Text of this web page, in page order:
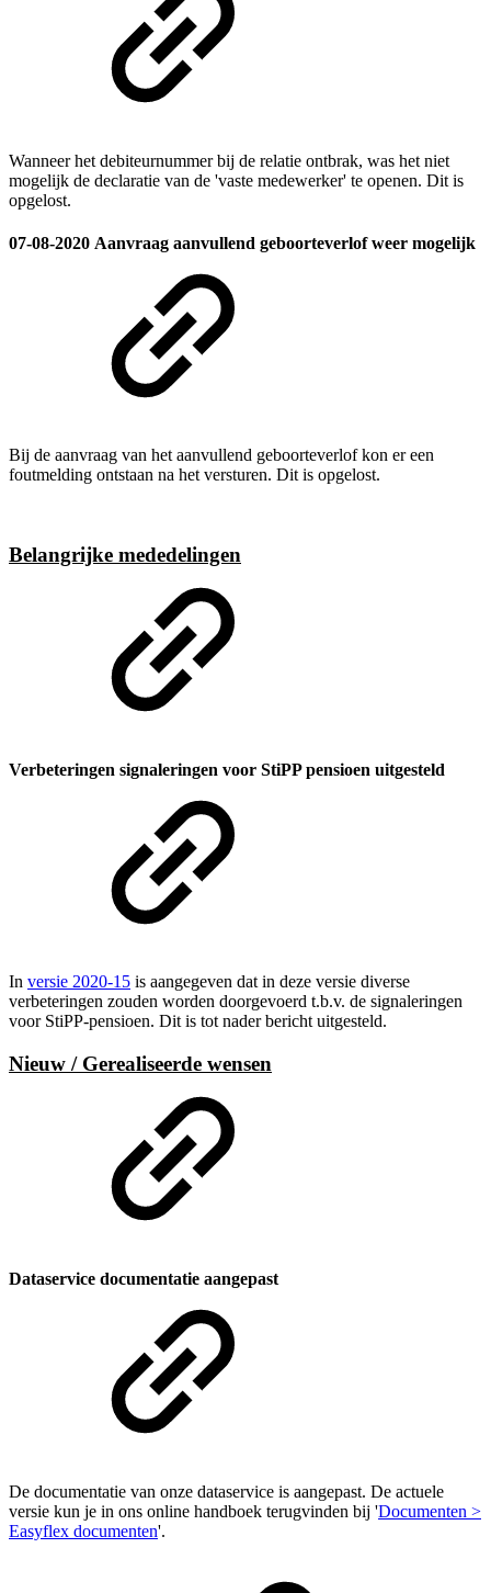
Wanneer het debiteurnummer bij de relatie ontbrak, was het niet
mogelijk de declaratie van de 'vaste medewerker' te openen. Dit is
opgelost.
07-08-2020 Aanvraag aanvullend geboorteverlof weer mogelijk
Bij de aanvraag van het aanvullend geboorteverlof kon er een
foutmelding ontstaan na het versturen. Dit is opgelost.
Belangrijke mededelingen
Verbeteringen signaleringen voor StiPP pensioen uitgesteld
In versie 2020-15 is aangegeven dat in deze versie diverse
verbeteringen zouden worden doorgevoerd t.b.v. de signaleringen
voor StiPP-pensioen. Dit is tot nader bericht uitgesteld.
Nieuw / Gerealiseerde wensen
Dataservice documentatie aangepast
De documentatie van onze dataservice is aangepast. De actuele
versie kun je in ons online handboek terugvinden bij 'Documenten >
Easyflex documenten'.